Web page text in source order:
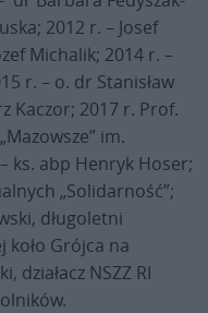
2012 r. – Josef
Michalik; 2014 r. –
r. – o. dr Stanisław
Kaczor; 2017 r. Prof.
im.
ks. abp Henryk Hoser;
„Solidarność”;
długoletni
koło Grójca na
działacz NSZZ RI